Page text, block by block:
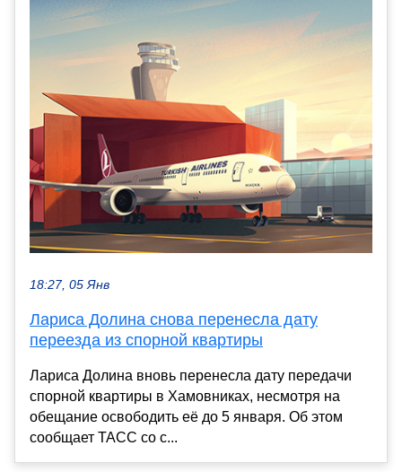
18:27, 05 Янв
Лариса Долина снова перенесла дату
переезда из спорной квартиры
Лариса Долина вновь перенесла дату передачи
спорной квартиры в Хамовниках, несмотря на
обещание освободить её до 5 января. Об этом
сообщает ТАСС со с...